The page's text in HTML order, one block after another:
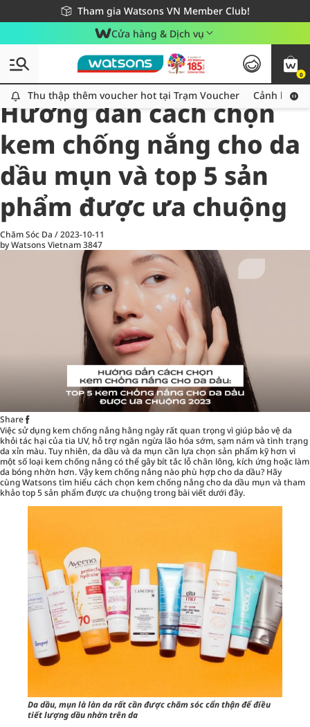
Tham gia Watsons VN Member Club!
Miễn phí giao hàng cho đơn hàng từ 249,000Đ
Giao hàng nhanh 24h - Áp dụng khu vực TP. Hồ Chí Minh
Cửa hàng & Dịch vụ
0
Thu thập thêm voucher hot tại Trạm Voucher
Thu thập thêm voucher hot tại Trạm Voucher Cảnh báo
All
Chăm Sóc Cá Nhân
Hướng dẫn cách chọn
kem chống nắng cho da
dầu mụn và top 5 sản
phẩm được ưa chuộng
Chăm Sóc Da /2023-10-11
by Watsons Vietnam3847
Share
Việc sử dụng kem chống nắng hằng ngày rất quan trọng vì giúp bảo vệ da
khỏi tác hại của tia UV, hỗ trợ ngăn ngừa lão hóa sớm, sạm nám và tình trạng
da xỉn màu. Tuy nhiên, da dầu và da mụn cần lựa chọn sản phẩm kỹ hơn vì
một số loại kem chống nắng có thể gây bít tắc lỗ chân lông, kích ứng hoặc làm
da bóng nhờn hơn. Vậy kem chống nắng nào phù hợp cho da dầu? Hãy
cùngWatsonstìm hiểu cách chọn kem chống nắng cho da dầu mụn và tham
khảo top 5 sản phẩm được ưa chuộng trong bài viết dưới đây.
Da dầu, mụn là làn da rất cần được chăm sóc cẩn thận để điều
tiết lượng dầu nhờn trên da